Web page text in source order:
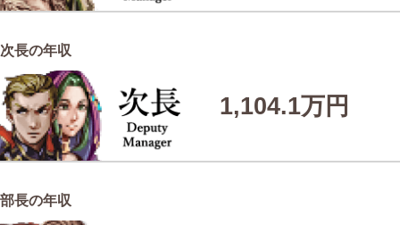
次長の年収
1,104.1万円
部長の年収